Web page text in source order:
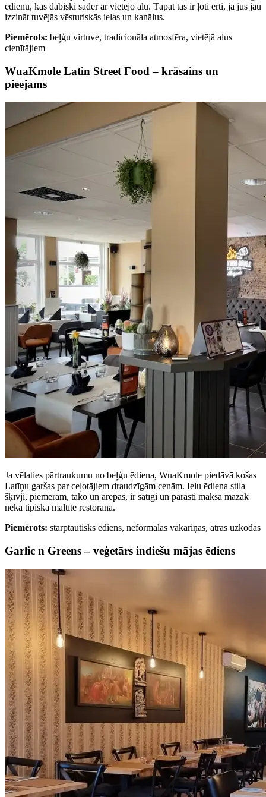
ēdienu, kas dabiski sader ar vietējo alu. Tāpat tas ir ļoti ērti, ja jūs jau
izzināt tuvējās vēsturiskās ielas un kanālus.
Piemērots: beļģu virtuve, tradicionāla atmosfēra, vietējā alus
cienītājiem
WuaKmole Latin Street Food – krāsains un
pieejams
Ja vēlaties pārtraukumu no beļģu ēdiena, WuaKmole piedāvā košas
Latīņu garšas par ceļotājiem draudzīgām cenām. Ielu ēdiena stila
šķīvji, piemēram, tako un arepas, ir sātīgi un parasti maksā mazāk
nekā tipiska maltīte restorānā.
Piemērots: starptautisks ēdiens, neformālas vakariņas, ātras uzkodas
Garlic n Greens – veģetārs indiešu mājas ēdiens